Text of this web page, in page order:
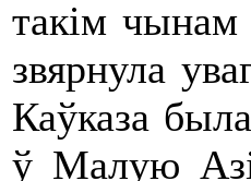
такім
звярнула
Каўказа
ў Малую